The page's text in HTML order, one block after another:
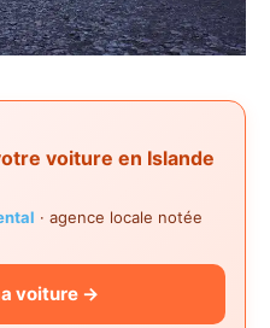
voiture en Islande
· agence locale notée
voiture →